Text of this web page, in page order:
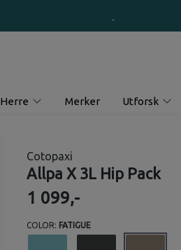
Herre Merker Utforsk
Cotopaxi
Allpa X 3L Hip Pack
1 099,-
COLOR: FATIGUE